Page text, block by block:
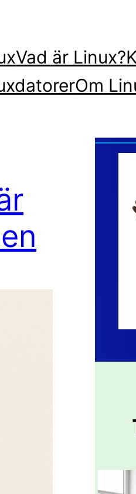
Vad är Linux?
Om